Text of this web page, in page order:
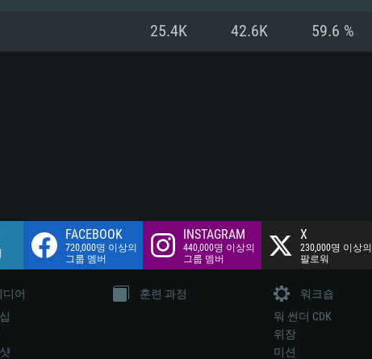
25.4K 42.6K 59.6 %
FACEBOOK
720,000명 이상의
그룹 멤버
INSTAGRAM
440,000명 이상의
그룹 멤버
X
230,000명 이상의
팔로워
디어
훈련 과정
워크숍
워 썬더 CDK
위장
미션